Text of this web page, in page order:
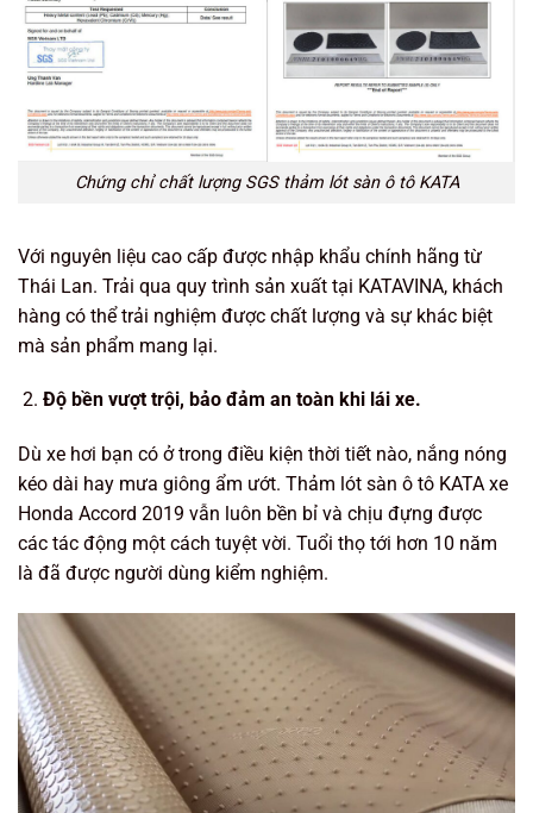
Chứng chỉ chất lượng SGS thảm lót sàn ô tô KATA
Với nguyên liệu cao cấp được nhập khẩu chính hãng từ
Thái Lan. Trải qua quy trình sản xuất tại KATAVINA, khách
hàng có thể trải nghiệm được chất lượng và sự khác biệt
mà sản phẩm mang lại.
Độ bền vượt trội, bảo đảm an toàn khi lái xe.
Dù xe hơi bạn có ở trong điều kiện thời tiết nào, nắng nóng
kéo dài hay mưa giông ẩm ướt. Thảm lót sàn ô tô KATA xe
Honda Accord 2019 vẫn luôn bền bỉ và chịu đựng được
các tác động một cách tuyệt vời. Tuổi thọ tới hơn 10 năm
là đã được người dùng kiểm nghiệm.